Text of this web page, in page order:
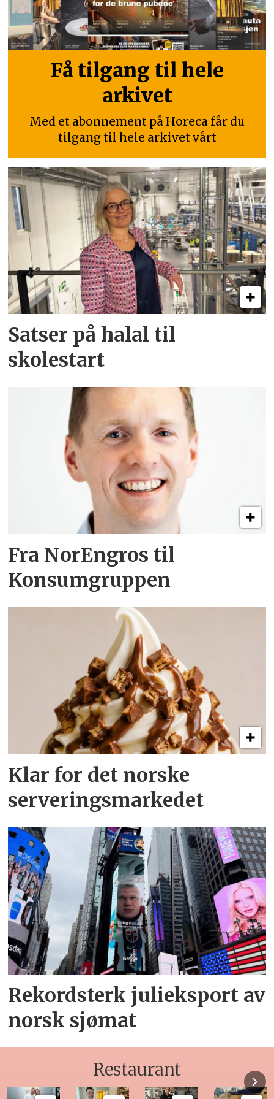
Få tilgang til hele
arkivet
Med et abonnement på Horeca får du
tilgang til hele arkivet vårt
Satser på halal til
skolestart
Fra NorEngros til
Konsumgruppen
Klar for det norske
serveringsmarkedet
Rekordsterk julieksport av
norsk sjømat
Restaurant